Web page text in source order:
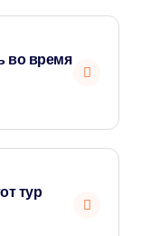
около семи
во время
и
тур